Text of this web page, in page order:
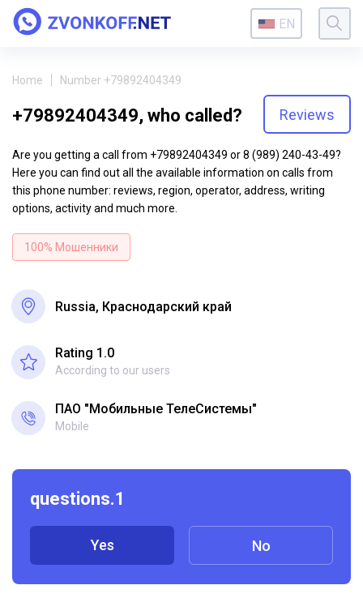
EN
Home Number +79892404349
+79892404349, who called? Reviews
Are you getting a call from +79892404349 or 8 (989) 240-43-49?
Here you can find out all the available information on calls from
this phone number: reviews, region, operator, address, writing
options, activity and much more.
100% Мошенники
Russia, Краснодарский край
Rating 1.0
According to our users
ПАО "Мобильные ТелеСистемы"
Mobile
questions.1
Yes No